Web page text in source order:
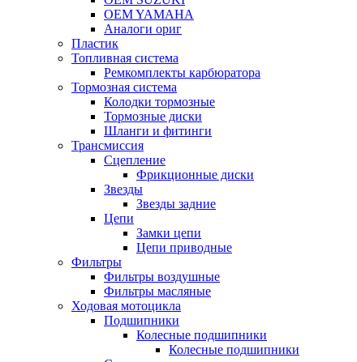
OEM YAMAHA
Аналоги ориг
Пластик
Топливная система
Ремкомплекты карбюратора
Тормозная система
Колодки тормозные
Тормозные диски
Шланги и фитинги
Трансмиссия
Cцепление
Фрикционные диски
Звезды
Звезды задние
Цепи
Замки цепи
Цепи приводные
Фильтры
Фильтры воздушные
Фильтры масляные
Ходовая мотоцикла
Подшипники
Колесные подшипники
Колесные подшипники